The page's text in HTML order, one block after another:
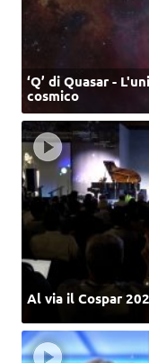
‘Q’ di Quasar -
cosmico
Al via il Cospar